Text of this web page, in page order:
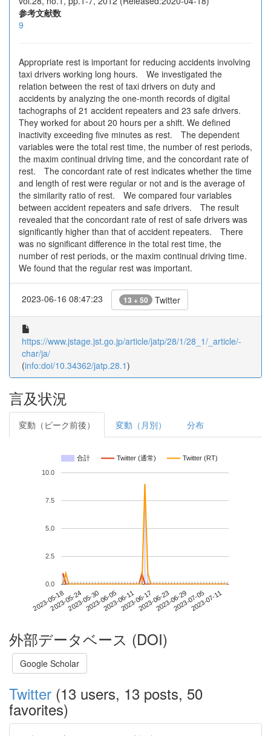
参考文献数
9
Appropriate rest is important for reducing accidents involving
taxi drivers working long hours. We investigated the
relation between the rest of taxi drivers on duty and
accidents by analyzing the one-month records of digital
tachographs of 21 accident repeaters and 23 safe drivers.
They worked for about 20 hours per a shift. We defined
inactivity exceeding five minutes as rest. The dependent
variables were the total rest time, the number of rest periods,
the maxim continual driving time, and the concordant rate of
rest. The concordant rate of rest indicates whether the time
and length of rest were regular or not and is the average of
the similarity ratio of rest. We compared four variables
between accident repeaters and safe drivers. The result
revealed that the concordant rate of rest of safe drivers was
significantly higher than that of accident repeaters. There
was no significant difference in the total rest time, the
number of rest periods, or the maxim continual driving time.
We found that the regular rest was important.
2023-06-16 08:47:23 13 + 50 Twitter
https://www.jstage.jst.go.jp/article/jatp/28/1/28_1/_article/-
char/ja/
(info:doi/10.34362/jatp.28.1)
言及状況
変動（ピーク前後） 変動（月別） 分布
合計 Twitter (通常) Twitter (RT)
2023-05-182023-05-242023-05-302023-06-052023-06-112023-06-172023-06-232023-06-292023-07-052023-07-11
0.0
2.5
5.0
7.5
10.0
外部データベース (DOI)
Google Scholar
Twitter (13 users, 13 posts, 50
favorites)